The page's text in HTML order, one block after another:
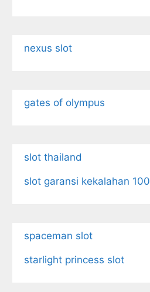
nexus slot
gates of olympus
slot thailand
slot garansi kekalahan 100
spaceman slot
starlight princess slot